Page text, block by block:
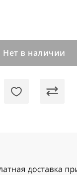
Нет в наличии